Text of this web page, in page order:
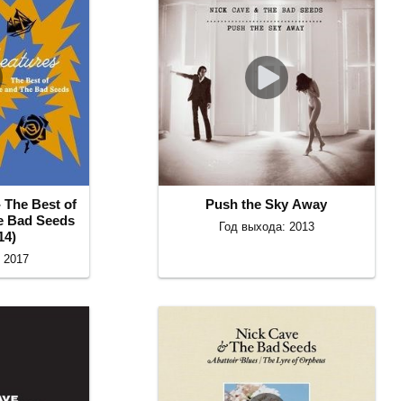
The Best of
Bad Seeds
Push the Sky Away
Год выхода: 2013